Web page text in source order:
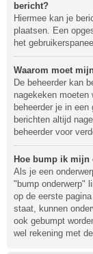
bericht?
Hiermee kan je
plaatsen. Een
het
Waarom moet
De beheerder kan
nagekeken
beheerder je in
berichten altijd
beheerder voor
Hoe bump ik mijn
Als je een
"bump onderwerp"
op de eerste
staat, kunnen
ook gebumpt
wel rekening met